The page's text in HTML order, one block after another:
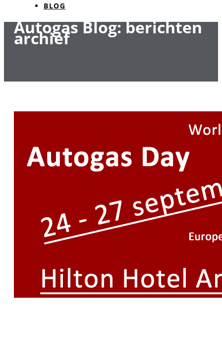
BLOG
Autogas Blog: berichten
archief